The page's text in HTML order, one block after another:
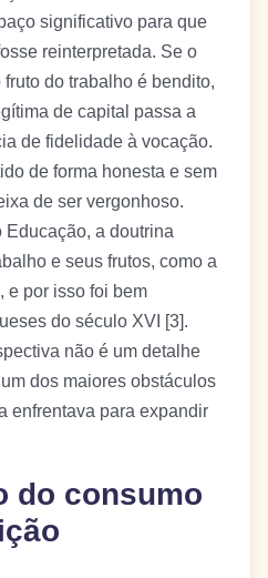
significativo para que
reinterpretada. Se o
do trabalho é bendito,
de capital passa a
de fidelidade à vocação.
de forma honesta e sem
de ser vergonhoso.
a doutrina
e seus frutos, como a
e por isso foi bem
do século XVI [3].
não é um detalhe
dos maiores obstáculos
enfrentava para expandir
do consumo